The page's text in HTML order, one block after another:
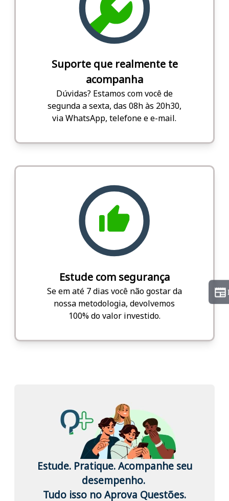
Suporte que realmente te
acompanha
Dúvidas? Estamos com você de
segunda a sexta, das 08h às 20h30,
via WhatsApp, telefone e e-mail.
Estude com segurança
Se em até 7 dias você não gostar da
nossa metodologia, devolvemos
100% do valor investido.
Estude. Pratique. Acompanhe seu
desempenho.
Tudo isso no Aprova Questões.